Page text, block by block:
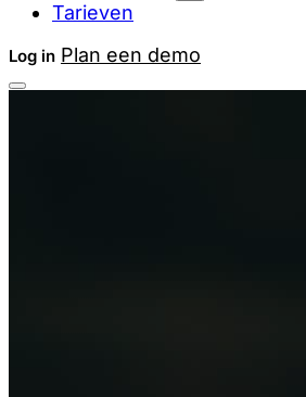
Tarieven
Log in Plan een demo